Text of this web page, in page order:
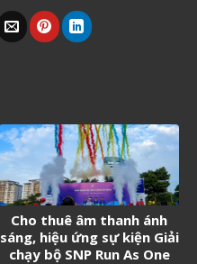
Cho thuê âm thanh ánh
sáng, hiệu ứng sự kiện Giải
chạy bộ SNP Run As One